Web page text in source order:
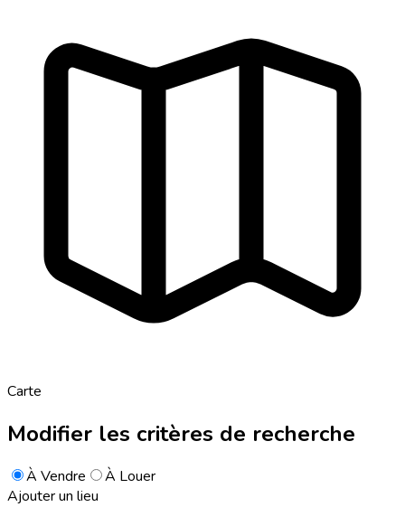
Carte
Modifier les critères de recherche
À Vendre
À Louer
Ajouter un lieu